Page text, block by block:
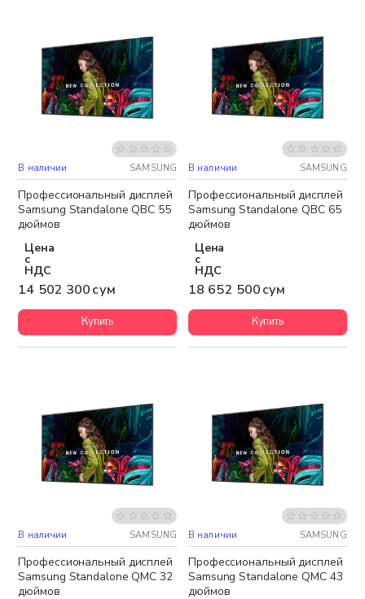
Бесплатная доставка
В наличии SAMSUNG
Профессиональный дисплей
Samsung Standalone QBC 55
дюймов
Цена
с
НДС
14 502 300 сум
Купить
Бесплатная доставка
В наличии SAMSUNG
Профессиональный дисплей
Samsung Standalone QBC 65
дюймов
Цена
с
НДС
18 652 500 сум
Купить
Бесплатная доставка
В наличии SAMSUNG
Профессиональный дисплей
Samsung Standalone QMC 32
дюймов
Бесплатная доставка
В наличии SAMSUNG
Профессиональный дисплей
Samsung Standalone QMC 43
дюймов